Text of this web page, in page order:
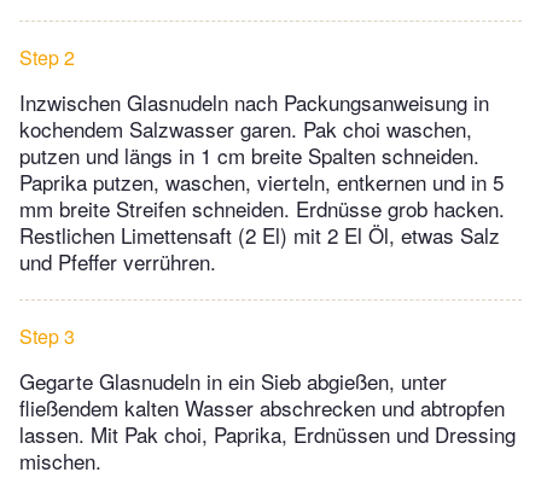
Step 2
Inzwischen Glasnudeln nach Packungsanweisung in
kochendem Salzwasser garen. Pak choi waschen,
putzen und längs in 1 cm breite Spalten schneiden.
Paprika putzen, waschen, vierteln, entkernen und in 5
mm breite Streifen schneiden. Erdnüsse grob hacken.
Restlichen Limettensaft (2 El) mit 2 El Öl, etwas Salz
und Pfeffer verrühren.
Step 3
Gegarte Glasnudeln in ein Sieb abgießen, unter
fließendem kalten Wasser abschrecken und abtropfen
lassen. Mit Pak choi, Paprika, Erdnüssen und Dressing
mischen.